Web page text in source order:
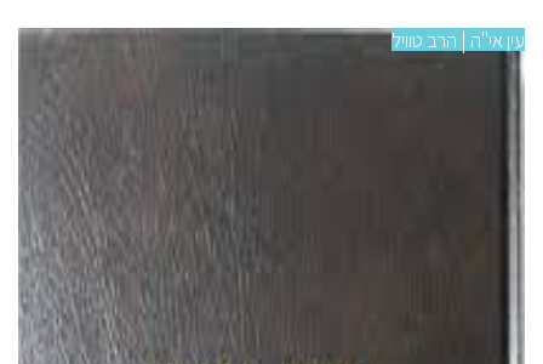
עין אי"ה | הרב טוויל